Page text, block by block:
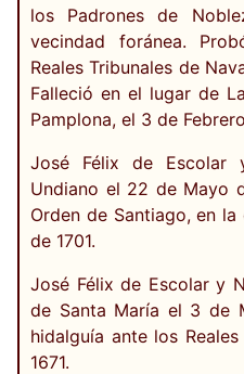
los Padrones de
vecindad foránea.
Reales Tribunales de
Falleció en el lugar de
Pamplona, el 3 de
José Félix de Escolar
Undiano el 22 de Mayo
Orden de Santiago, en
de 1701.
José Félix de Escolar y
de Santa María el 3 de
hidalguía ante los
1671.